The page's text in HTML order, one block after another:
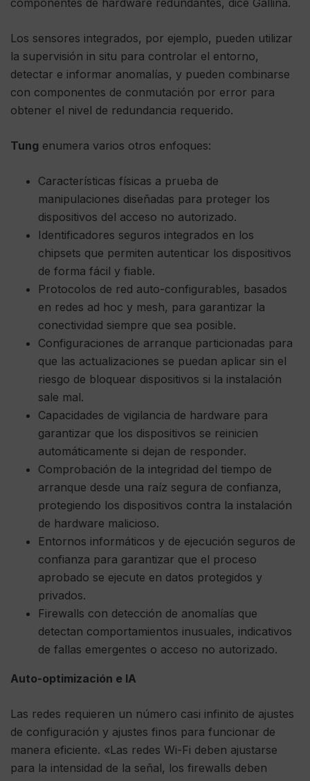
Los sensores integrados, por ejemplo, pueden utilizar
la supervisión in situ para controlar el entorno,
detectar e informar anomalías, y pueden combinarse
con componentes de conmutación por error para
obtener el nivel de redundancia requerido.
Tung enumera varios otros enfoques:
Características físicas a prueba de
manipulaciones diseñadas para proteger los
dispositivos del acceso no autorizado.
Identificadores seguros integrados en los
chipsets que permiten autenticar los dispositivos
de forma fácil y fiable.
Protocolos de red auto-configurables, basados
en redes ad hoc y mesh, para garantizar la
conectividad siempre que sea posible.
Configuraciones de arranque particionadas para
que las actualizaciones se puedan aplicar sin el
riesgo de bloquear dispositivos si la instalación
sale mal.
Capacidades de vigilancia de hardware para
garantizar que los dispositivos se reinicien
automáticamente si dejan de responder.
Comprobación de la integridad del tiempo de
arranque desde una raíz segura de confianza,
protegiendo los dispositivos contra la instalación
de hardware malicioso.
Entornos informáticos y de ejecución seguros de
confianza para garantizar que el proceso
aprobado se ejecute en datos protegidos y
privados.
Firewalls con detección de anomalías que
detectan comportamientos inusuales, indicativos
de fallas emergentes o acceso no autorizado.
Auto-optimización e IA
Las redes requieren un número casi infinito de ajustes
de configuración y ajustes finos para funcionar de
manera eficiente. «Las redes Wi-Fi deben ajustarse
para la intensidad de la señal, los firewalls deben